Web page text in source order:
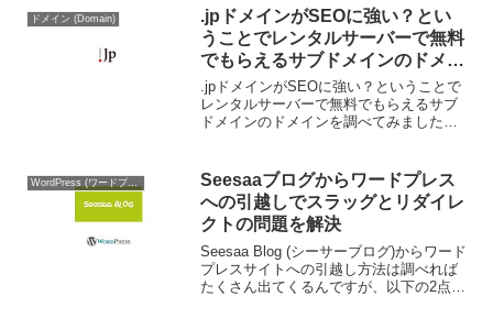
よりも広告のほうが多いんじゃない？」
ってこと...
ドメイン (Domain)
.jpドメインがSEOに強い？とい
うことでレンタルサーバーで無料
でもらえるサブドメインのドメイ
ンを調べてみた
.jpドメインがSEOに強い？ということで
レンタルサーバーで無料でもらえるサブ
ドメインのドメインを調べてみました。
ッチ画像のロゴは(のものです。さくらイ
ンターネット「...
WordPress (ワードプレス)
Seesaaブログからワードプレス
への引越しでスラッグとリダイレ
クトの問題を解決
Seesaa Blog (シーサーブログ)からワード
プレスサイトへの引越し方法は調べれば
たくさん出てくるんですが、以下の2点で